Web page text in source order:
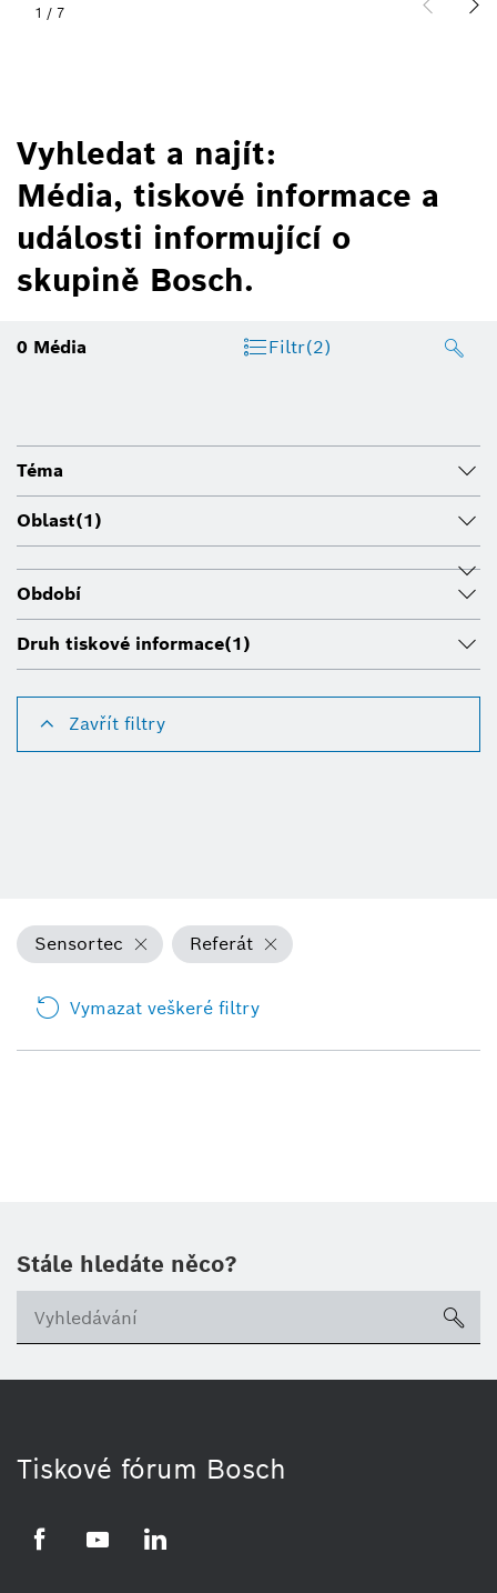
1 / 7
Vyhledat a najít:
Média, tiskové informace a
události informující o
skupině Bosch.
0 Média Filtr(2)
Téma
Oblast(1)
Období
Druh tiskové informace(1)
Zavřít filtry
Sensortec Referát
Vymazat veškeré filtry
Stále hledáte něco?
Tiskové fórum Bosch